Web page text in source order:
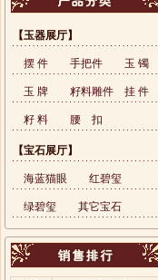
【玉器展厅】
摆 件 手把件 玉 镯
玉 牌 籽料雕件 挂 件
籽 料 腰 扣
【宝石展厅】
海蓝猫眼 红碧玺
绿碧玺 其它宝石